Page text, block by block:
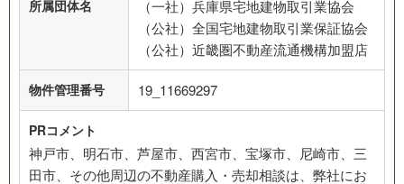
所属団体名
（一社）兵庫県宅地建物取引業協会
（公社）全国宅地建物取引業保証協会
（公社）近畿圏不動産流通機構加盟店
物件管理番号 19_11669297
PRコメント
神戸市、明石市、芦屋市、西宮市、宝塚市、尼崎市、三
田市、その他周辺の不動産購入・売却相談は、弊社にお